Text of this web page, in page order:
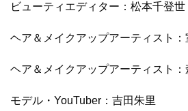
ビューティエディター：松本千登世
ヘア＆メイクアップアーティスト：
ヘア＆メイクアップアーティスト：
モデル・YouTuber：吉田朱里